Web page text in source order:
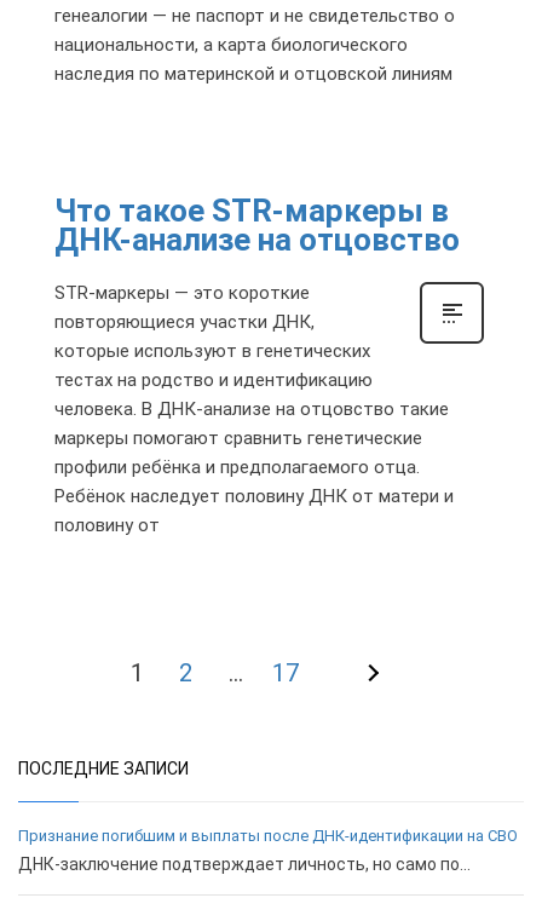
генеалогии — не паспорт и не свидетельство о
национальности, а карта биологического
наследия по материнской и отцовской линиям
Что такое STR-маркеры в
ДНК-анализе на отцовство
STR-маркеры — это короткие
повторяющиеся участки ДНК,
которые используют в генетических
тестах на родство и идентификацию
человека. В ДНК-анализе на отцовство такие
маркеры помогают сравнить генетические
профили ребёнка и предполагаемого отца.
Ребёнок наследует половину ДНК от матери и
половину от
Навигация
1 2 … 17
ПОСЛЕДНИЕ ЗАПИСИ
Признание погибшим и выплаты после ДНК-идентификации на СВО
ДНК-заключение подтверждает личность, но само по...